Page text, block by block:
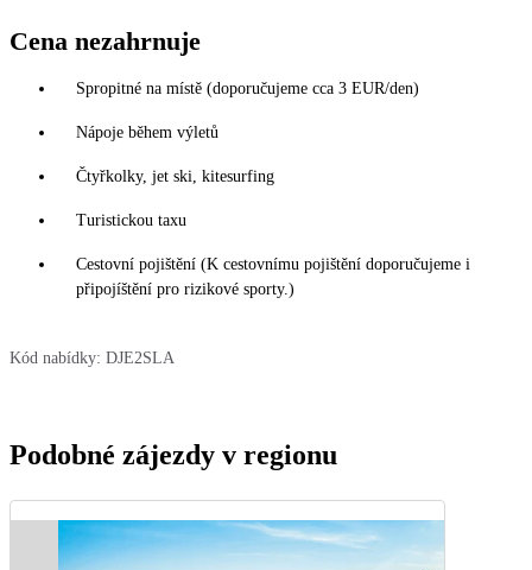
Cena nezahrnuje
Spropitné na místě (doporučujeme cca 3 EUR/den)
Nápoje během výletů
Čtyřkolky, jet ski, kitesurfing
Turistickou taxu
Cestovní pojištění (K cestovnímu pojištění doporučujeme i
připojíštění pro rizikové sporty.)
Kód nabídky: DJE2SLA
Podobné zájezdy v regionu